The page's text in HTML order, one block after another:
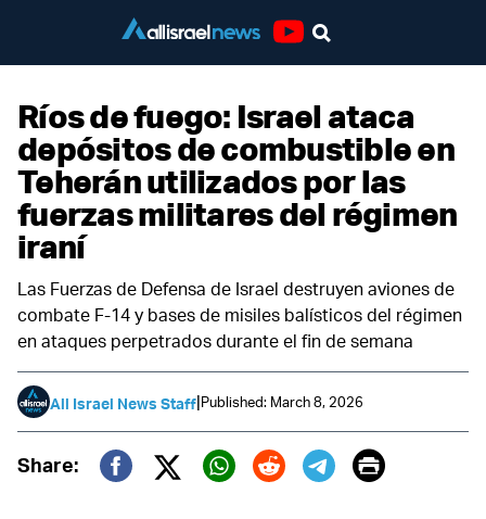
Ríos de fuego: Israel ataca
depósitos de combustible en
Teherán utilizados por las
fuerzas militares del régimen
iraní
Las Fuerzas de Defensa de Israel destruyen aviones de
combate F-14 y bases de misiles balísticos del régimen
en ataques perpetrados durante el fin de semana
All Israel News Staff|Published: March 8, 2026
Share:
Twitter (X)
Print